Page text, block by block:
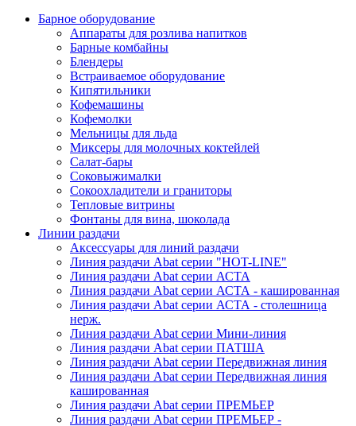
Барное оборудование
Аппараты для розлива напитков
Барные комбайны
Блендеры
Встраиваемое оборудование
Кипятильники
Кофемашины
Кофемолки
Мельницы для льда
Миксеры для молочных коктейлей
Салат-бары
Соковыжималки
Сокоохладители и граниторы
Тепловые витрины
Фонтаны для вина, шоколада
Линии раздачи
Аксессуары для линий раздачи
Линия раздачи Abat серии "HOT-LINE"
Линия раздачи Abat серии АСТА
Линия раздачи Abat серии АСТА - кашированная
Линия раздачи Abat серии АСТА - столешница
нерж.
Линия раздачи Abat серии Мини-линия
Линия раздачи Abat серии ПАТША
Линия раздачи Abat серии Передвижная линия
Линия раздачи Abat серии Передвижная линия
кашированная
Линия раздачи Abat серии ПРЕМЬЕР
Линия раздачи Abat серии ПРЕМЬЕР -